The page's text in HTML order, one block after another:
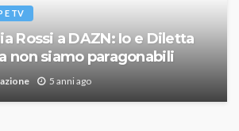
E TV
Rossi a DAZN: Io e Diletta
non siamo paragonabili
5 anni ago